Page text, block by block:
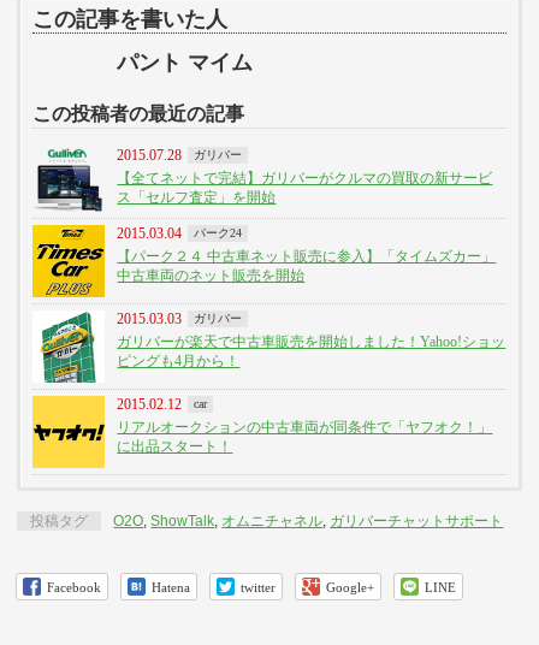
この記事を書いた人
パント マイム
この投稿者の最近の記事
2015.07.28 ガリバー
【全てネットで完結】ガリバーがクルマの買取の新サービ
ス「セルフ査定」を開始
2015.03.04 パーク24
【パーク２４ 中古車ネット販売に参入】「タイムズカー」
中古車両のネット販売を開始
2015.03.03 ガリバー
ガリバーが楽天で中古車販売を開始しました！Yahoo!ショッ
ピングも4月から！
2015.02.12 car
リアルオークションの中古車両が同条件で「ヤフオク！」
に出品スタート！
投稿タグ O2O,ShowTalk, オムニチャネル, ガリバーチャットサポート
Facebook Hatena twitter Google+ LINE